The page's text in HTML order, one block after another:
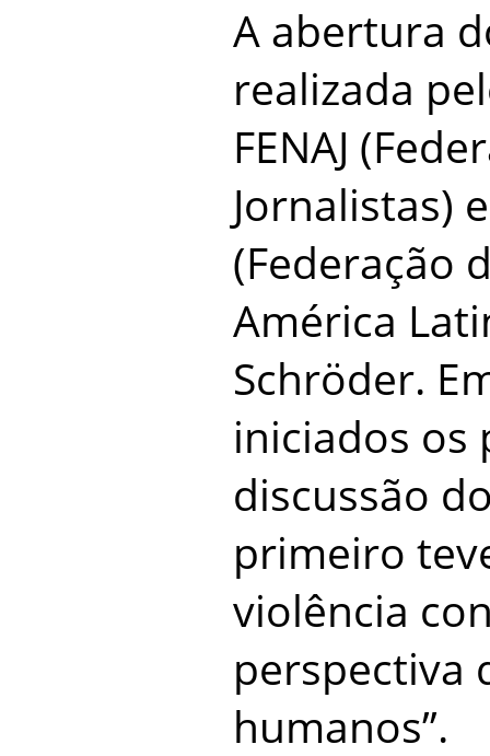
A abertura
realizada
FENAJ
Jornalistas)
(Federação
América
Schröder.
iniciados os
discussão
primeiro
violência
perspectiva
humanos”.